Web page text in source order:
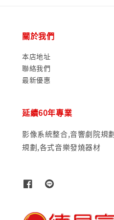
關於我們
本店地址
聯絡我們
最新優惠
延續60年專業
影像系統整合,音響劇院規
規劃,各式音樂發燒器材